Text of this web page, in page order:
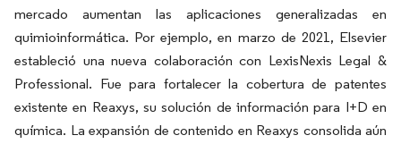
mercado aumentan las aplicaciones generalizadas en
quimioinformática. Por ejemplo, en marzo de 2021, Elsevier
estableció una nueva colaboración con LexisNexis Legal &
Professional. Fue para fortalecer la cobertura de patentes
existente en Reaxys, su solución de información para I+D en
química. La expansión de contenido en Reaxys consolida aún